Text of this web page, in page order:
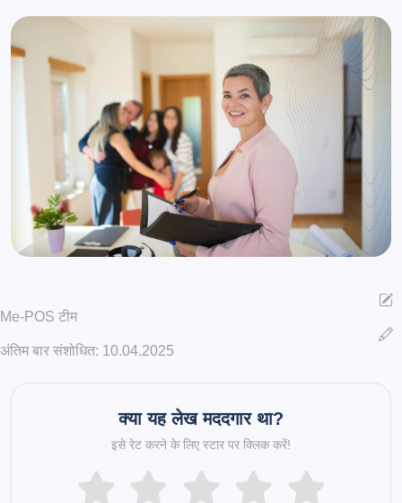
Me-POS टीम
अंतिम बार संशोधित: 10.04.2025
क्या यह लेख मददगार था?
इसे रेट करने के लिए स्टार पर क्लिक करें!